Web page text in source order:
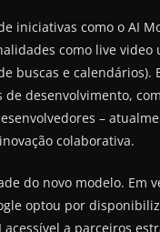
iniciativas como o AI
como live video
buscas e calendários).
desenvolvimento,
–
colaborativa.
do novo modelo. Em
optou por
a parceiros